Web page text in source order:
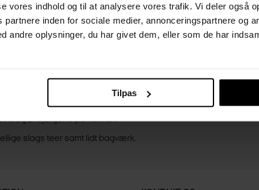
vores indhold og til at analysere vores trafik. Vi deler også
inden for sociale medier, annonceringspartnere og
andre oplysninger, du har givet dem, eller som de har
Tilpas
fokus på te fra Kina og Taiwan. Professor
vil føre os gennem en række af sine
vil være fokus på teens habitat, og hvordan
20 km fra den berømte West Lake.
Da Hong Pao. Vi slutter af med en te fra en
og LI bjergene på Taiwan.
slags teer samt lidt bagværk.